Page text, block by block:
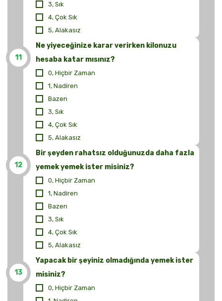
3, Sık
4, Çok Sık
5, Alakasız
11
Ne yiyeceğinize karar verirken kilonuzu
hesaba katar mısınız?
0, Hiçbir Zaman
1, Nadiren
Bazen
3, Sık
4, Çok Sık
5, Alakasız
12
Bir şeyden rahatsız olduğunuzda daha fazla
yemek yemek ister misiniz?
0, Hiçbir Zaman
1, Nadiren
Bazen
3, Sık
4, Çok Sık
5, Alakasız
13
Yapacak bir şeyiniz olmadığında yemek ister
misiniz?
0, Hiçbir Zaman